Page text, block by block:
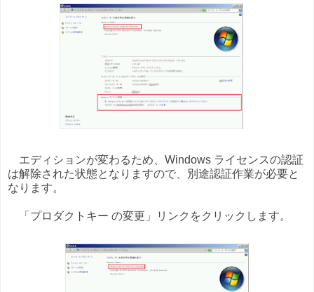
エディションが変わるため、Windows ライセンスの認証
は解除された状態となりますので、別途認証作業が必要と
なります。
「プロダクトキー の変更」リンクをクリックします。